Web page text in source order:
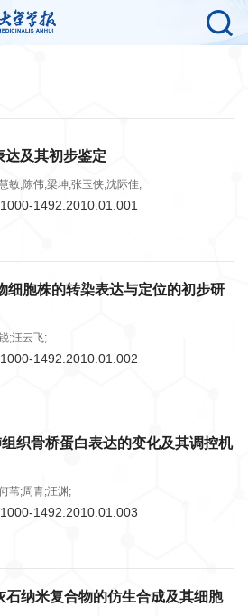
达及其初步鉴定
敏;陈伟;梁坤;张玉侠;沈际佳;
1492.2010.01.001
细胞株的转染表达与定位的初步研
;汪云飞;
1492.2010.01.002
织骨桥蛋白表达的变化及其调控机
苇;周青;汪渊;
1492.2010.01.003
石纳米复合物的仿生合成及其细胞